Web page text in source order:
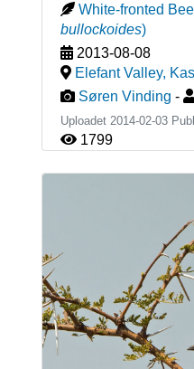
White-fronted
bullockoides)
2013-08-08
Elefant Valley,
Søren Vinding -
Uploadet 2014-02-03
1799